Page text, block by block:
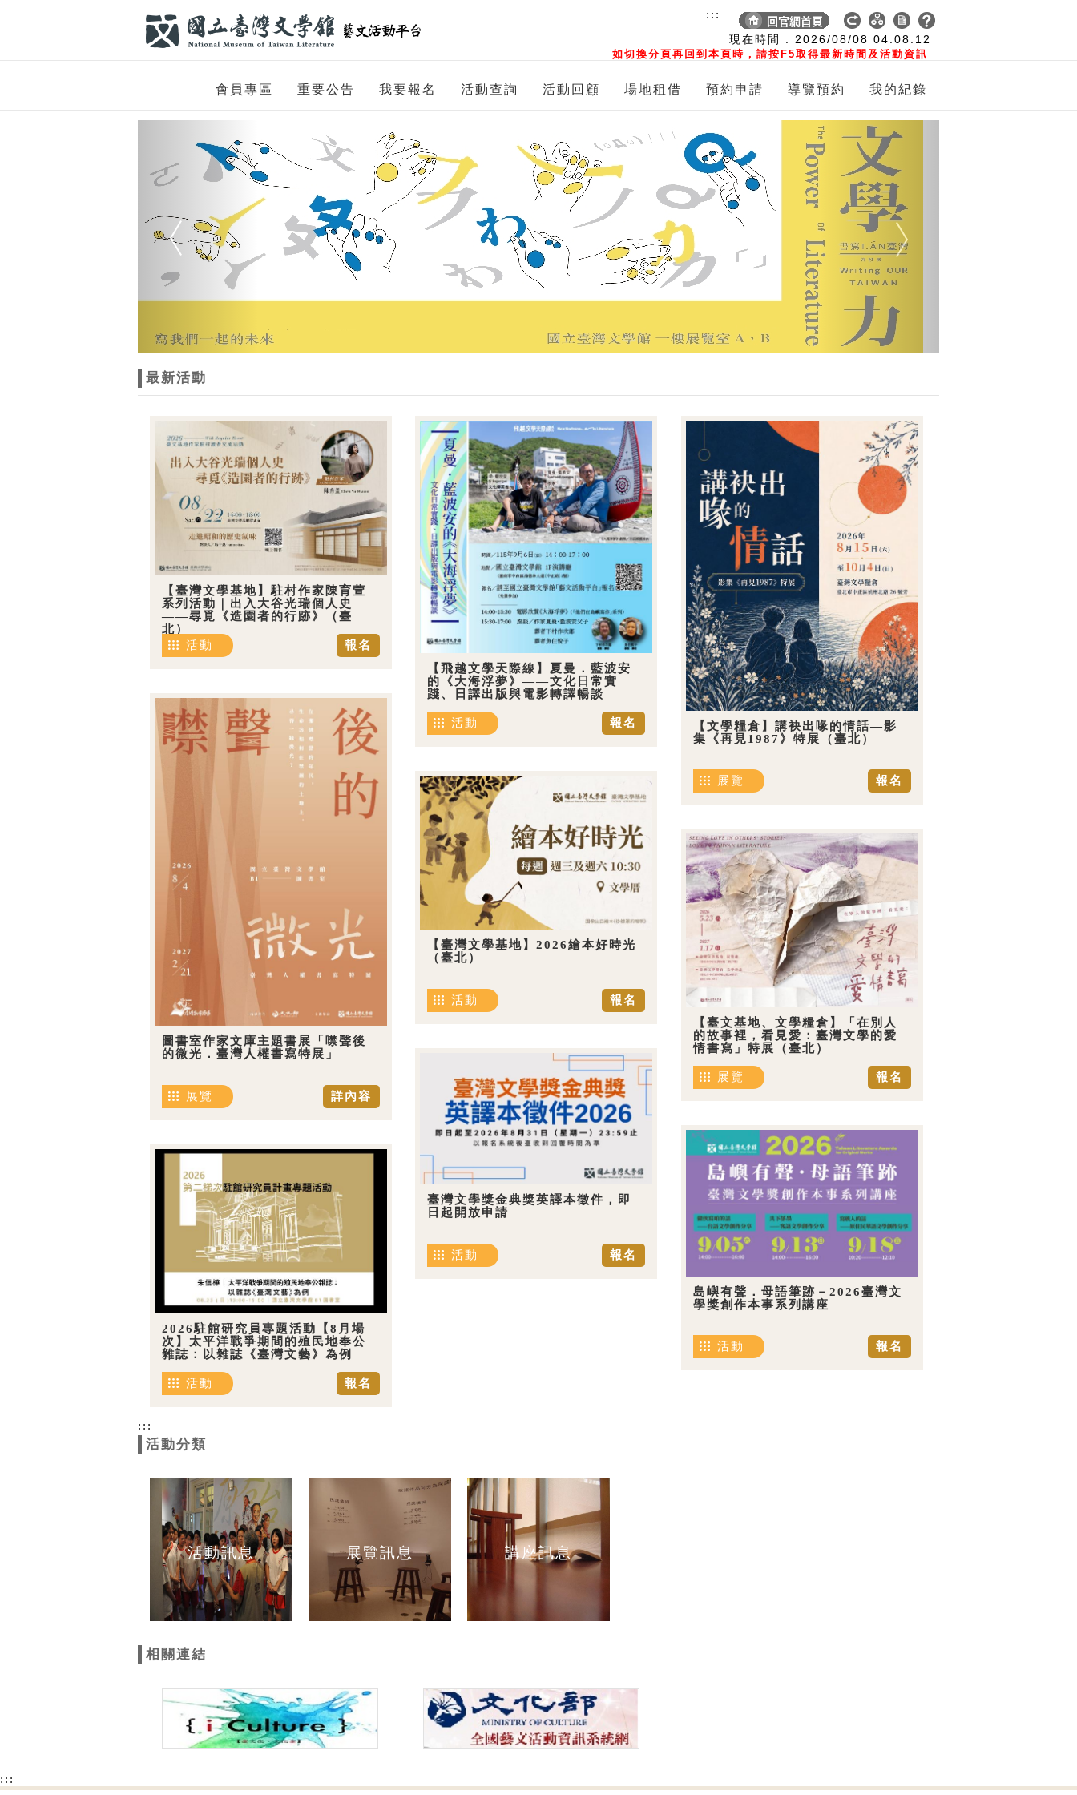
現在時間 : 2026/08/08 04:08:13
如切換分頁再回到本頁時，請按F5取得最新時間及活動資訊
:::
會員專區 重要公告 我要報名 活動查詢 活動回顧 場地租借 預約申請 導覽預約 我的紀錄
Next
最新活動
【臺灣文學基地】駐村作家陳育萱
系列活動｜出入大谷光瑞個人史
——尋覓《造園者的行跡》（臺
北）
報名
活動
【飛越文學天際線】夏曼．藍波安
的《大海浮夢》——文化日常實
踐、日譯出版與電影轉譯暢談
報名
活動
【文學糧倉】講袂出喙的情話—影
集《再見1987》特展（臺北）
報名
展覽
圖書室作家文庫主題書展「噤聲後
的微光．臺灣人權書寫特展」
詳內容
展覽
【臺灣文學基地】2026繪本好時光
（臺北）
報名
活動
【臺文基地、文學糧倉】「在別人
的故事裡，看見愛：臺灣文學的愛
情書寫」特展（臺北）
報名
展覽
臺灣文學獎金典獎英譯本徵件，即
日起開放申請
報名
活動
島嶼有聲．母語筆跡－2026臺灣文
學獎創作本事系列講座
報名
活動
2026駐館研究員專題活動【8月場
次】太平洋戰爭期間的殖民地奉公
雜誌：以雜誌《臺灣文藝》為例
報名
活動
:::
活動分類
活動訊息 展覽訊息 講座訊息
相關連結
:::